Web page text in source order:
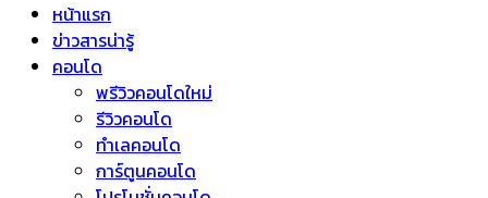
หน้าแรก
ข่าวสารน่ารู้
คอนโด
พรีวิวคอนโดใหม่
รีวิวคอนโด
ทำเลคอนโด
การ์ตูนคอนโด